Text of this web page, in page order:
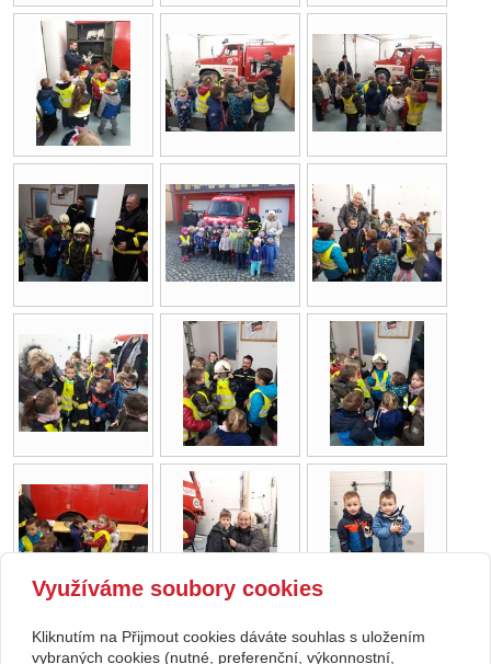
Copyright © 2026 Základní škola, Korytná, okres Uherské Hradiště, příspěvková
Využíváme soubory cookies
Kliknutím na Přijmout cookies dáváte souhlas s uložením
vybraných cookies (nutné, preferenční, výkonnostní,